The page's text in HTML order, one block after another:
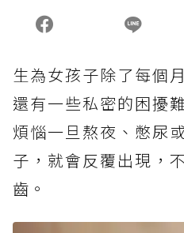
生為女孩子除了每個
還有一些私密的困擾
煩惱一旦熬夜、憋尿
子，就會反覆出現，
齒。